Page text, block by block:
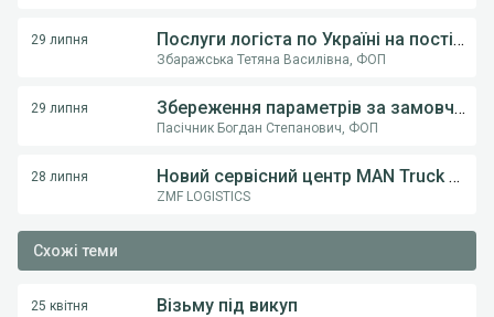
29 липня Послуги логіста по Україні на постійній основі .
Збаражська Тетяна Василівна, ФОП
29 липня Збереження параметрів за замовчуванням (тип транспорту) у пошуку вантажів
Пасічник Богдан Степанович, ФОП
28 липня Новий сервісний центр MAN Truck & Bus у Вінниці! ТОВ «Вест Тракс» — офіційний дилер MAN в Україні
ZMF LOGISTICS
Схожі теми
25 квітня Візьму під викуп